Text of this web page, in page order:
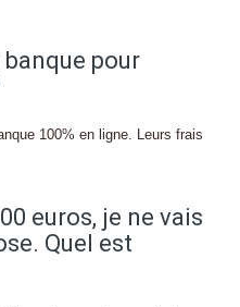
banque pour
100% en ligne. Leurs frais
euros, je ne vais
Quel est